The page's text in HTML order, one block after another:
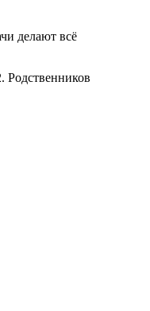
делают всё
Родственников